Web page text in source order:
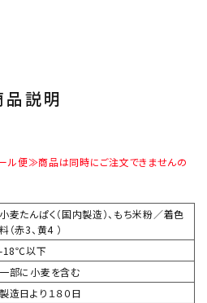
品説明
ル便≫商品は同時にご注文できませんの
小麦たんぱく（国内製造）、もち米粉／着色
料（赤3、黄4 ）
-18℃以下
一部に小麦を含む
製造日より１８０日